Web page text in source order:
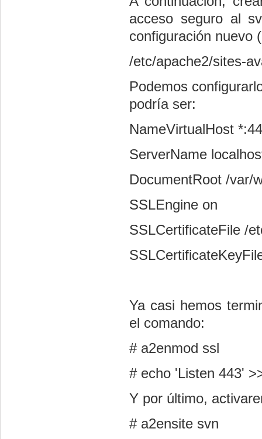
acceso seguro al
configuración nuevo
/etc/apache2/sites-
Podemos
podría ser:
NameVirtualHost
ServerName
DocumentRoot /var/
SSLEngine o­n
SSLCertificateFile /
Ya casi hemos
el comando:
# a2enmod ssl
# echo 'Listen 443'
Y por último,
# a2ensite svn